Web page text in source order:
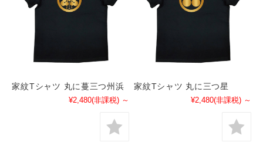
家紋Tシャツ 丸に蔓三つ州浜
¥2,480(非課税) ～
家紋Tシャツ 丸に三つ星
¥2,480(非課税) ～